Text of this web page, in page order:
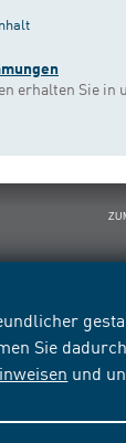
Sie
und
erhalten Sie in